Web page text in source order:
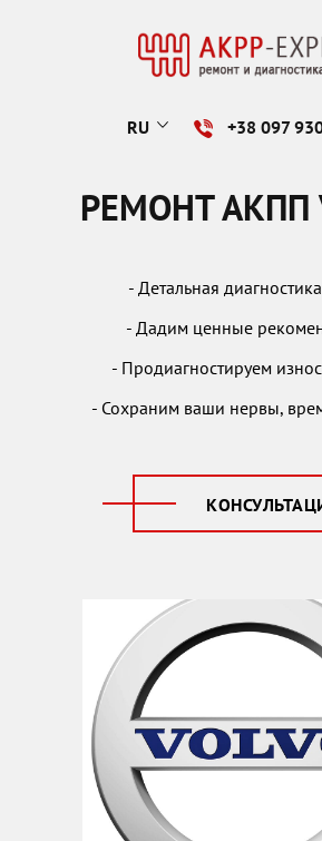
RU +38 097
РЕМОНТ АКПП
- Детальная
- Дадим ценные
- Продиагностируем
- Сохраним ваши нервы,